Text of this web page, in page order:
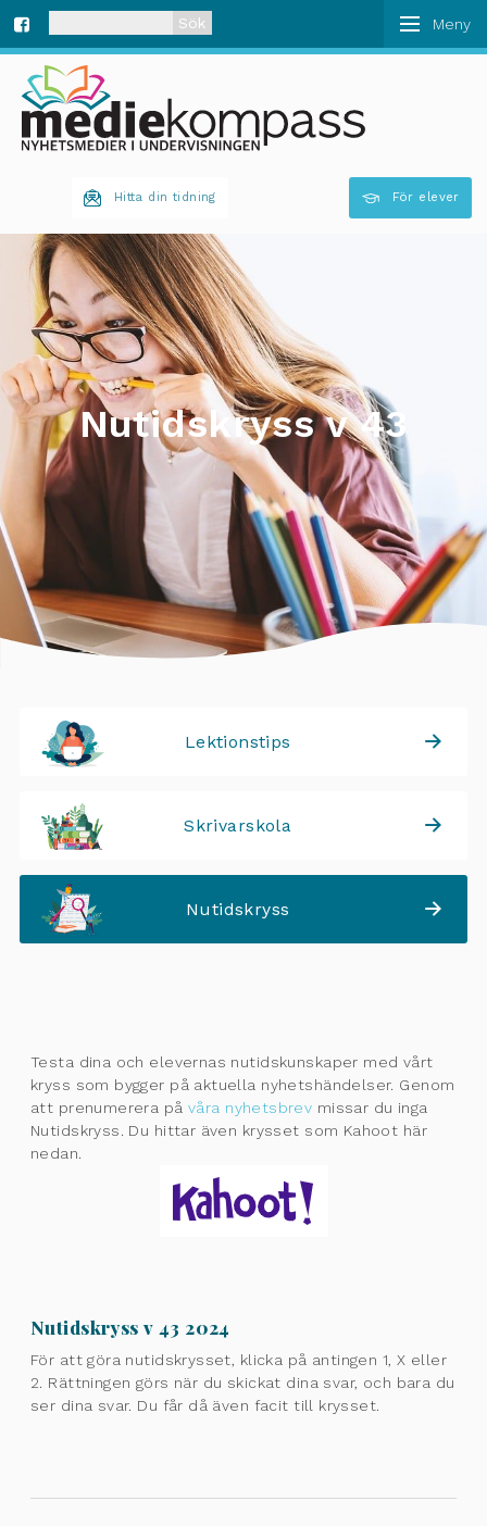
ce
När automatisk komplettering av resultat är
Hitta din tidning För elever
Nutidskryss v 43
Lektionstips
Skrivarskola
Nutidskryss
Testa dina och elevernas nutidskunskaper med vårt
kryss som bygger på aktuella nyhetshändelser. Genom
att prenumerera på våra nyhetsbrev missar du inga
Nutidskryss. Du hittar även krysset som Kahoot här
nedan.
Nutidskryss v 43 2024
För att göra nutidskrysset, klicka på antingen 1, X eller
2. Rättningen görs när du skickat dina svar, och bara du
ser dina svar. Du får då även facit till krysset.